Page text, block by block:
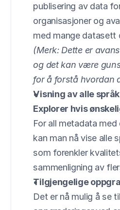
publisering av data
organisasjoner og
(Merk: Dette er
og det kan være
for å forstå hvordan
Visning av alle
Explorer hvis
For all metadata
kan man nå vise alle
som forenkler
sammenligning av
Tilgjengelige
Det er nå mulig å se